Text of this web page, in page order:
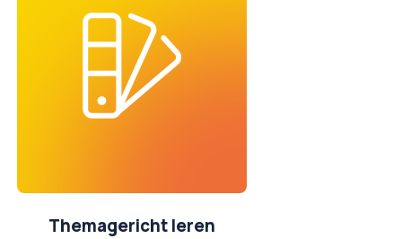
Themagericht leren